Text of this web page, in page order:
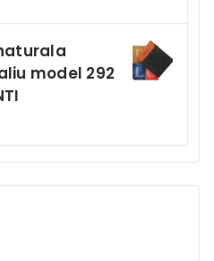
model 292